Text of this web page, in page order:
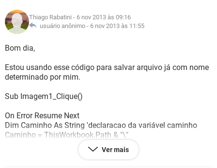
GUIA DE COMPRAS
INSTAGRAM GMAIL
GUIA DE COMPRAS
CELULAR
OUTLOOK EXCEL
INSTAGRAM
JOGOS WHATSAPP
CELULAR
OUTLOOK
INSTAGRAM GMAIL
GLOSSÁRIO
JOGOS
OUTLOOK
INSTAGRAM
Thiago Rabatini - 6 nov 2013 às 09:16
usuário anônimo - 6 nov 2013 às 11:55
Bom dia,
Estou usando esse código para salvar arquivo já com nome
determinado por mim.
Sub Imagem1_Clique()
On Error Resume Next
Dim Caminho As String 'declaracao da variável caminho
Caminho = ThisWorkbook.Path & "\"
ActiveWorkbook.SaveAs Filename:=Caminho & [a16].Value &
Ver mais